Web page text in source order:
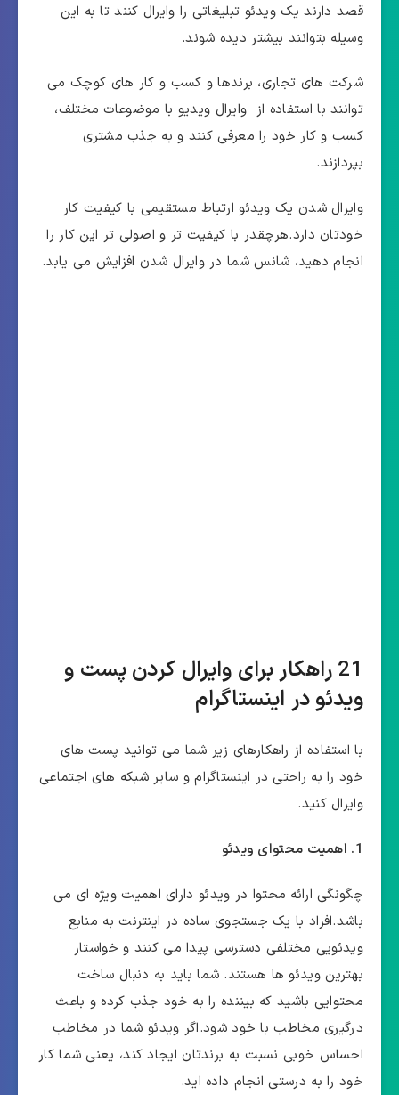
قصد دارند یک ویدئو تبلیغاتی را وایرال کنند تا به این
وسیله بتوانند بیشتر دیده شوند.
شرکت های تجاری، برندها و کسب و کار های کوچک می
توانند با استفاده از وایرال ویدیو با موضوعات مختلف،
کسب و کار خود را معرفی کنند و به جذب مشتری
بپردازند.
وایرال شدن یک ویدئو ارتباط مستقیمی با کیفیت کار
خودتان دارد.هرچقدر با کیفیت تر و اصولی تر این کار را
انجام دهید، شانس شما در وایرال شدن افزایش می یابد.
21 راهکار برای وایرال کردن پست و
ویدئو در اینستاگرام
با استفاده از راهکارهای زیر شما می توانید پست های
خود را به راحتی در اینستاگرام و سایر شبکه های اجتماعی
وایرال کنید.
1. اهمیت محتوای ویدئو
چگونگی ارائه محتوا در ویدئو دارای اهمیت ویژه ای می
باشد.افراد با یک جستجوی ساده در اینترنت به منابع
ویدئویی مختلفی دسترسی پیدا می کنند و خواستار
بهترین ویدئو ها هستند. شما باید به دنبال ساخت
محتوایی باشید که بیننده را به خود جذب کرده و باعث
درگیری مخاطب با خود شود.اگر ویدئو شما در مخاطب
احساس خوبی نسبت به برندتان ایجاد کند، یعنی شما کار
خود را به درستی انجام داده اید.